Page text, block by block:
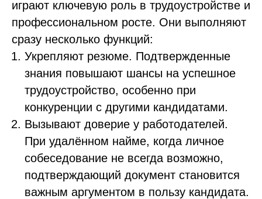
играют ключевую роль в трудоустройстве и
профессиональном росте. Они выполняют
сразу несколько функций:
Укрепляют резюме. Подтвержденные
знания повышают шансы на успешное
трудоустройство, особенно при
конкуренции с другими кандидатами.
Вызывают доверие у работодателей.
При удалённом найме, когда личное
собеседование не всегда возможно,
подтверждающий документ становится
важным аргументом в пользу кандидата.